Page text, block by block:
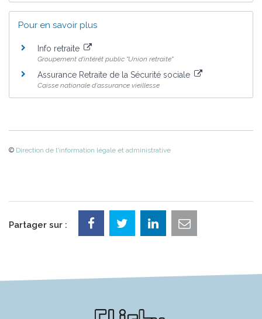
Pour en savoir plus
Info retraite
Groupement d'intérêt public "Union retraite"
Assurance Retraite de la Sécurité sociale
Caisse nationale d'assurance vieillesse
© Direction de l'information légale et administrative
Partager sur :